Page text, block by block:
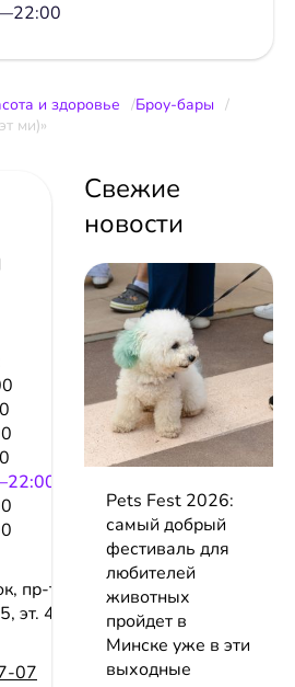
и здоровье
Броу-бары
ми)»
пр-т
эт. 4, пав. 251
07
Свежие
новости
Pets Fest 2026:
самый добрый
фестиваль для
любителей
животных
пройдет в
Минске уже в эти
выходные